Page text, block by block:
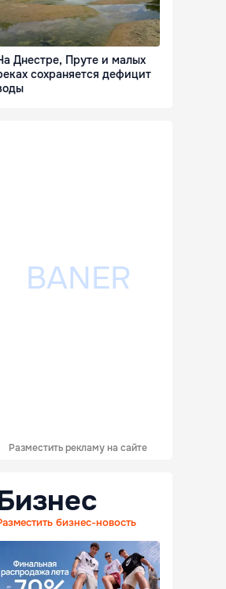
Днестре, Пруте и малых
сохраняется дефицит
Разместить рекламу на сайте
бизнес-новость